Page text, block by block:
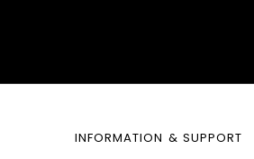
INFORMATION & SUPPORT